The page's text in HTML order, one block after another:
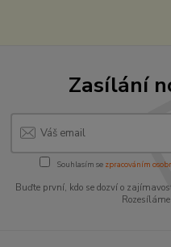
Zasílání
Souhlasím se zpracováním
Buďte první, kdo se dozví o